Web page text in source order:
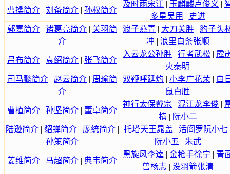
曹操简介 | 刘备简介 | 孙权简介
及时雨宋江 | 玉麒麟卢俊义 |
多星吴用 | 史进
郭嘉简介 | 诸葛亮简介 | 关羽简
介
浪子燕青 | 大刀关胜 | 豹子头
冲 | 浪里白条张顺
吕布简介 | 袁绍简介 | 张飞简介
入云龙公孙胜 | 行者武松 | 霹
火秦明
司马懿简介 | 赵云简介 | 周瑜简
介
双鞭呼延灼 | 小李广花荣 | 白
鼠白胜
曹植简介 | 孙坚简介 | 董卓简介
神行太保戴宗 | 混江龙李俊 |
横| 阮小二
陆逊简介| 貂蝉简介| 庞统简介|
孙策简介
托塔天王晁盖 | 活阎罗阮小七
阮小五 | 朱武
姜维简介 | 马超简介 | 典韦简介
黑旋风李逵 | 金枪手徐宁 | 青
兽杨志| 没羽箭张清